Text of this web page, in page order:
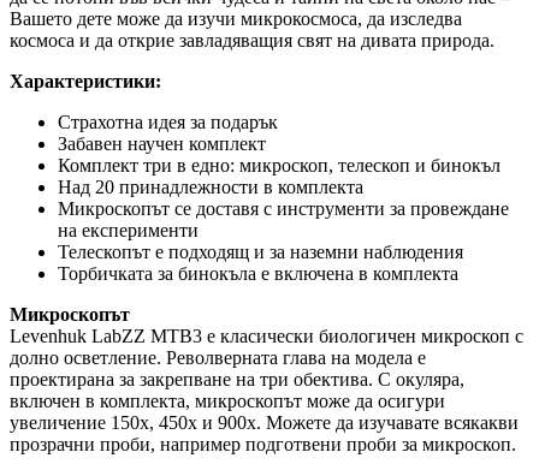
Вашето дете може да изучи микрокосмоса, да изследва
космоса и да открие завладяващия свят на дивата природа.
Характеристики:
Страхотна идея за подарък
Забавен научен комплект
Комплект три в едно: микроскоп, телескоп и бинокъл
Над 20 принадлежности в комплекта
Микроскопът се доставя с инструменти за провеждане
на експерименти
Телескопът е подходящ и за наземни наблюдения
Торбичката за бинокъла е включена в комплекта
Микроскопът
Levenhuk LabZZ MTВ3 е класически биологичен микроскоп с
долно осветление. Револверната глава на модела е
проектирана за закрепване на три обектива. С окуляра,
включен в комплекта, микроскопът може да осигури
увеличение 150x, 450x и 900x. Можете да изучавате всякакви
прозрачни проби, например подготвени проби за микроскоп.